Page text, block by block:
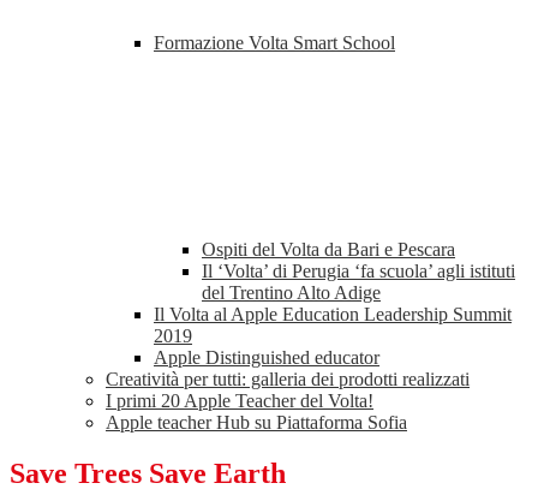
Formazione Volta Smart School
Ospiti del Volta da Bari e Pescara
Il ‘Volta’ di Perugia ‘fa scuola’ agli istituti
del Trentino Alto Adige
Il Volta al Apple Education Leadership Summit
2019
Apple Distinguished educator
Creatività per tutti: galleria dei prodotti realizzati
I primi 20 Apple Teacher del Volta!
Apple teacher Hub su Piattaforma Sofia
Save Trees Save Earth